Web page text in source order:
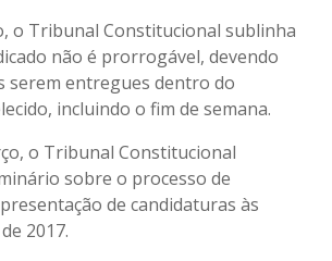
o Tribunal Constitucional sublinha
não é prorrogável, devendo
serem entregues dentro do
incluindo o fim de semana.
o Tribunal Constitucional
sobre o processo de
de candidaturas às
2017.